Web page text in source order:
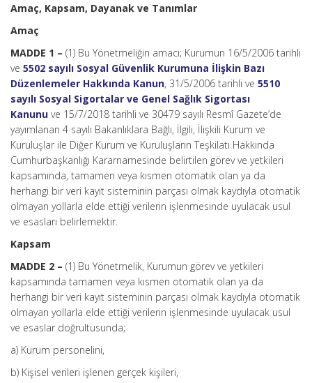
Amaç, Kapsam, Dayanak ve Tanımlar
Amaç
MADDE 1 – (1) Bu Yönetmeliğin amacı; Kurumun 16/5/2006 tarihli
ve 5502 sayılı Sosyal Güvenlik Kurumuna İlişkin Bazı
Düzenlemeler Hakkında Kanun, 31/5/2006 tarihli ve 5510
sayılı Sosyal Sigortalar ve Genel Sağlık Sigortası
Kanunu ve 15/7/2018 tarihli ve 30479 sayılı Resmî Gazete’de
yayımlanan 4 sayılı Bakanlıklara Bağlı, İlgili, İlişkili Kurum ve
Kuruluşlar ile Diğer Kurum ve Kuruluşların Teşkilatı Hakkında
Cumhurbaşkanlığı Kararnamesinde belirtilen görev ve yetkileri
kapsamında, tamamen veya kısmen otomatik olan ya da
herhangi bir veri kayıt sisteminin parçası olmak kaydıyla otomatik
olmayan yollarla elde ettiği verilerin işlenmesinde uyulacak usul
ve esasları belirlemektir.
Kapsam
MADDE 2 – (1) Bu Yönetmelik, Kurumun görev ve yetkileri
kapsamında tamamen veya kısmen otomatik olan ya da
herhangi bir veri kayıt sisteminin parçası olmak kaydıyla otomatik
olmayan yollarla elde ettiği verilerin işlenmesinde uyulacak usul
ve esaslar doğrultusunda;
a) Kurum personelini,
b) Kişisel verileri işlenen gerçek kişileri,